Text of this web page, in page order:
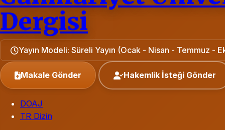
Dergisi
Yayın Modeli: Süreli Yayın (Ocak - Nisan - Temmuz -
Makale Gönder Hakemlik İsteği Gönder
DOAJ
TR Dizin